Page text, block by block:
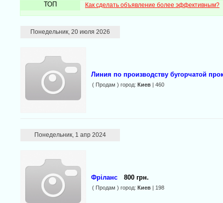
ТОП Как сделать объявление более эффективным?
Понедельник, 20 июля 2026
Линия по производству бугорчатой
( Продам ) город: Киев| 460
Понедельник, 1 апр 2024
Фріланс 800 грн.
( Продам ) город: Киев| 198